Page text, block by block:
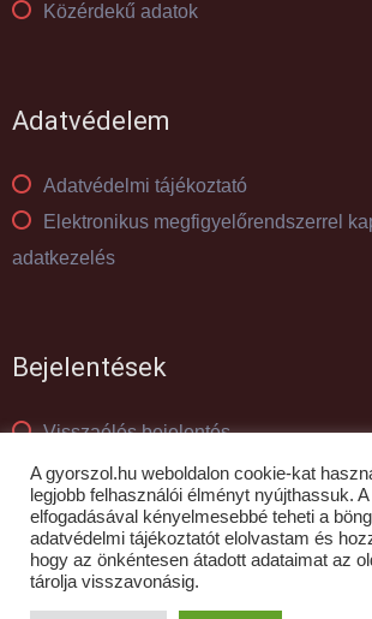
Közérdekű adatok
Adatvédelem
Adatvédelmi tájékoztató
Elektronikus megfigyelőrendszerrel
adatkezelés
Bejelentések
Visszaélés bejelentés
Panaszkezelés
© GYŐR-SZOL Zrt - 2010- 2026
A gyorszol.hu weboldalon cookie-kat
legjobb felhasználói élményt nyújthassuk.
elfogadásával kényelmesebbé teheti a
adatvédelmi tájékoztatót elolvastam és
hogy az önkéntesen átadott adataimat az
tárolja visszavonásig.